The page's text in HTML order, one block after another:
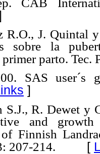
CAB
R.O., J. Quintal
sobre la
parto. Tec.
SAS
]
S.J., R. Dewet y
and
Finnish
207-214.
[